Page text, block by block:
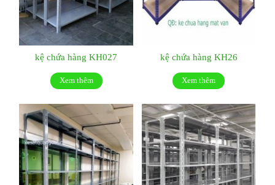
kệ chứa hàng KH027
Xem thêm
kệ chứa hàng KH26
Xem thêm